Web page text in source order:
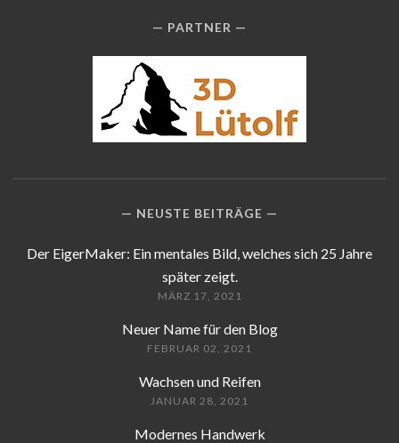
PARTNER
NEUSTE BEITRÄGE
Der EigerMaker: Ein mentales Bild, welches sich 25 Jahre
später zeigt.
MÄRZ 17, 2021
Neuer Name für den Blog
FEBRUAR 02, 2021
Wachsen und Reifen
JANUAR 28, 2021
Modernes Handwerk